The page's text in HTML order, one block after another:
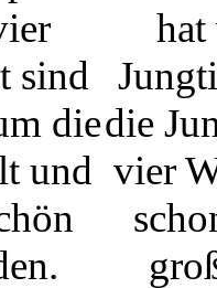
sind
die
und
die
vier